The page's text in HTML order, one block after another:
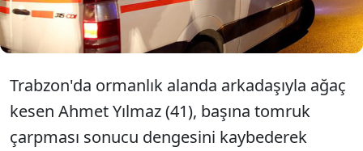
Trabzon'da ormanlık alanda arkadaşıyla ağaç
kesen Ahmet Yılmaz (41), başına tomruk
çarpması sonucu dengesini kaybederek